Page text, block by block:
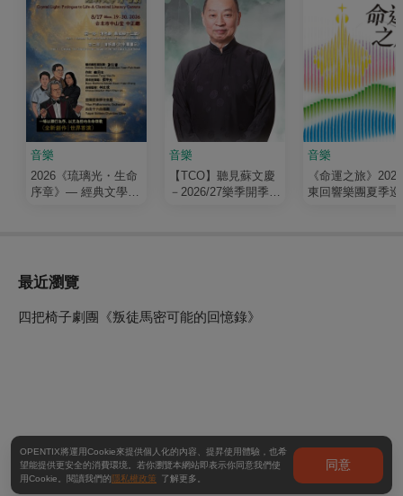
音樂
2026《琉璃光・生命
序章》— 經典文學清
音樂
【TCO】聽見蘇文慶
－2026/27樂季開季音
音樂
《命運之旅》
東回響樂團夏季巡
最近瀏覽
四把椅子劇團《叛徒馬密可能的回憶錄》
OPENTIX將運用Cookie來提供個人化的內容、提昇使用體驗，也希
望能提供更安全的消費環境。若你瀏覽本網站即表示你同意我們使
用Cookie。閱讀我們的隱私權政策 了解更多。
同意